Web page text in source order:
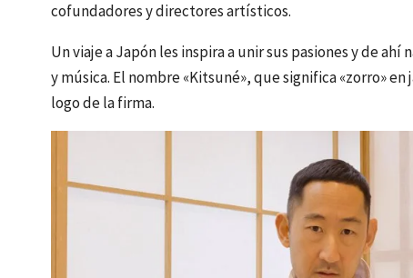
cofundadores y directores artísticos.
Un viaje a Japón les inspira a unir sus pasiones y de
y música. El nombre «Kitsuné», que significa «zorro»
logo de la firma.